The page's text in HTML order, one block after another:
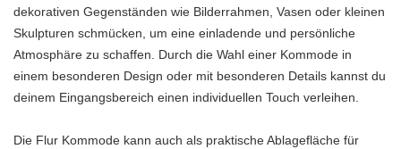
dekorativen Gegenständen wie Bilderrahmen, Vasen oder kleinen
Skulpturen schmücken, um eine einladende und persönliche
Atmosphäre zu schaffen. Durch die Wahl einer Kommode in
einem besonderen Design oder mit besonderen Details kannst du
deinem Eingangsbereich einen individuellen Touch verleihen.
Die Flur Kommode kann auch als praktische Ablagefläche für